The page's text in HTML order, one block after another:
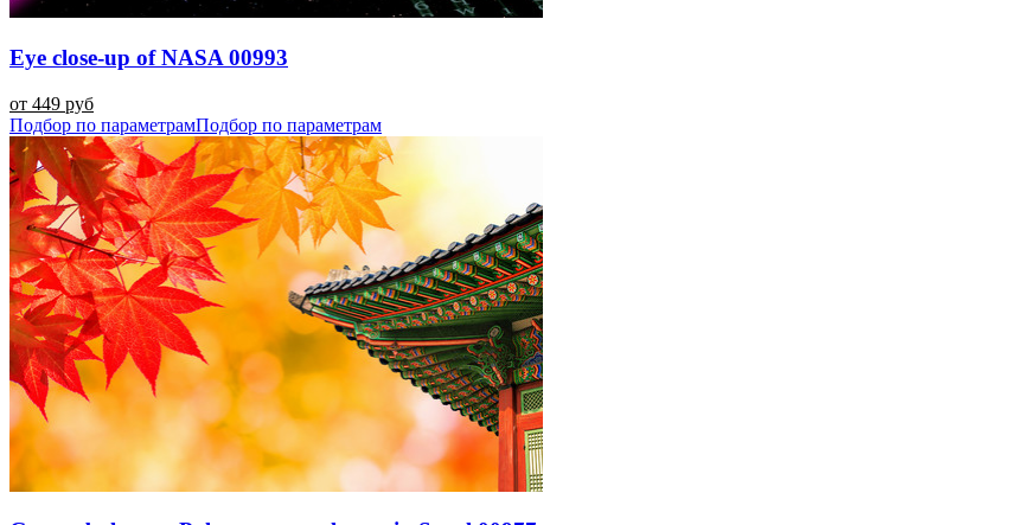
Eye close-up of NASA 00993
от 449 руб
Подбор по параметрамПодбор по параметрам